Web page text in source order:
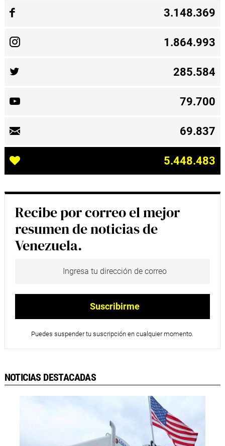
3.148.369
1.864.993
285.584
79.700
69.837
5.448.483
Recibe por correo el mejor
resumen de noticias de
Venezuela.
Puedes suspender tu suscripción en cualquier momento.
NOTICIAS DESTACADAS